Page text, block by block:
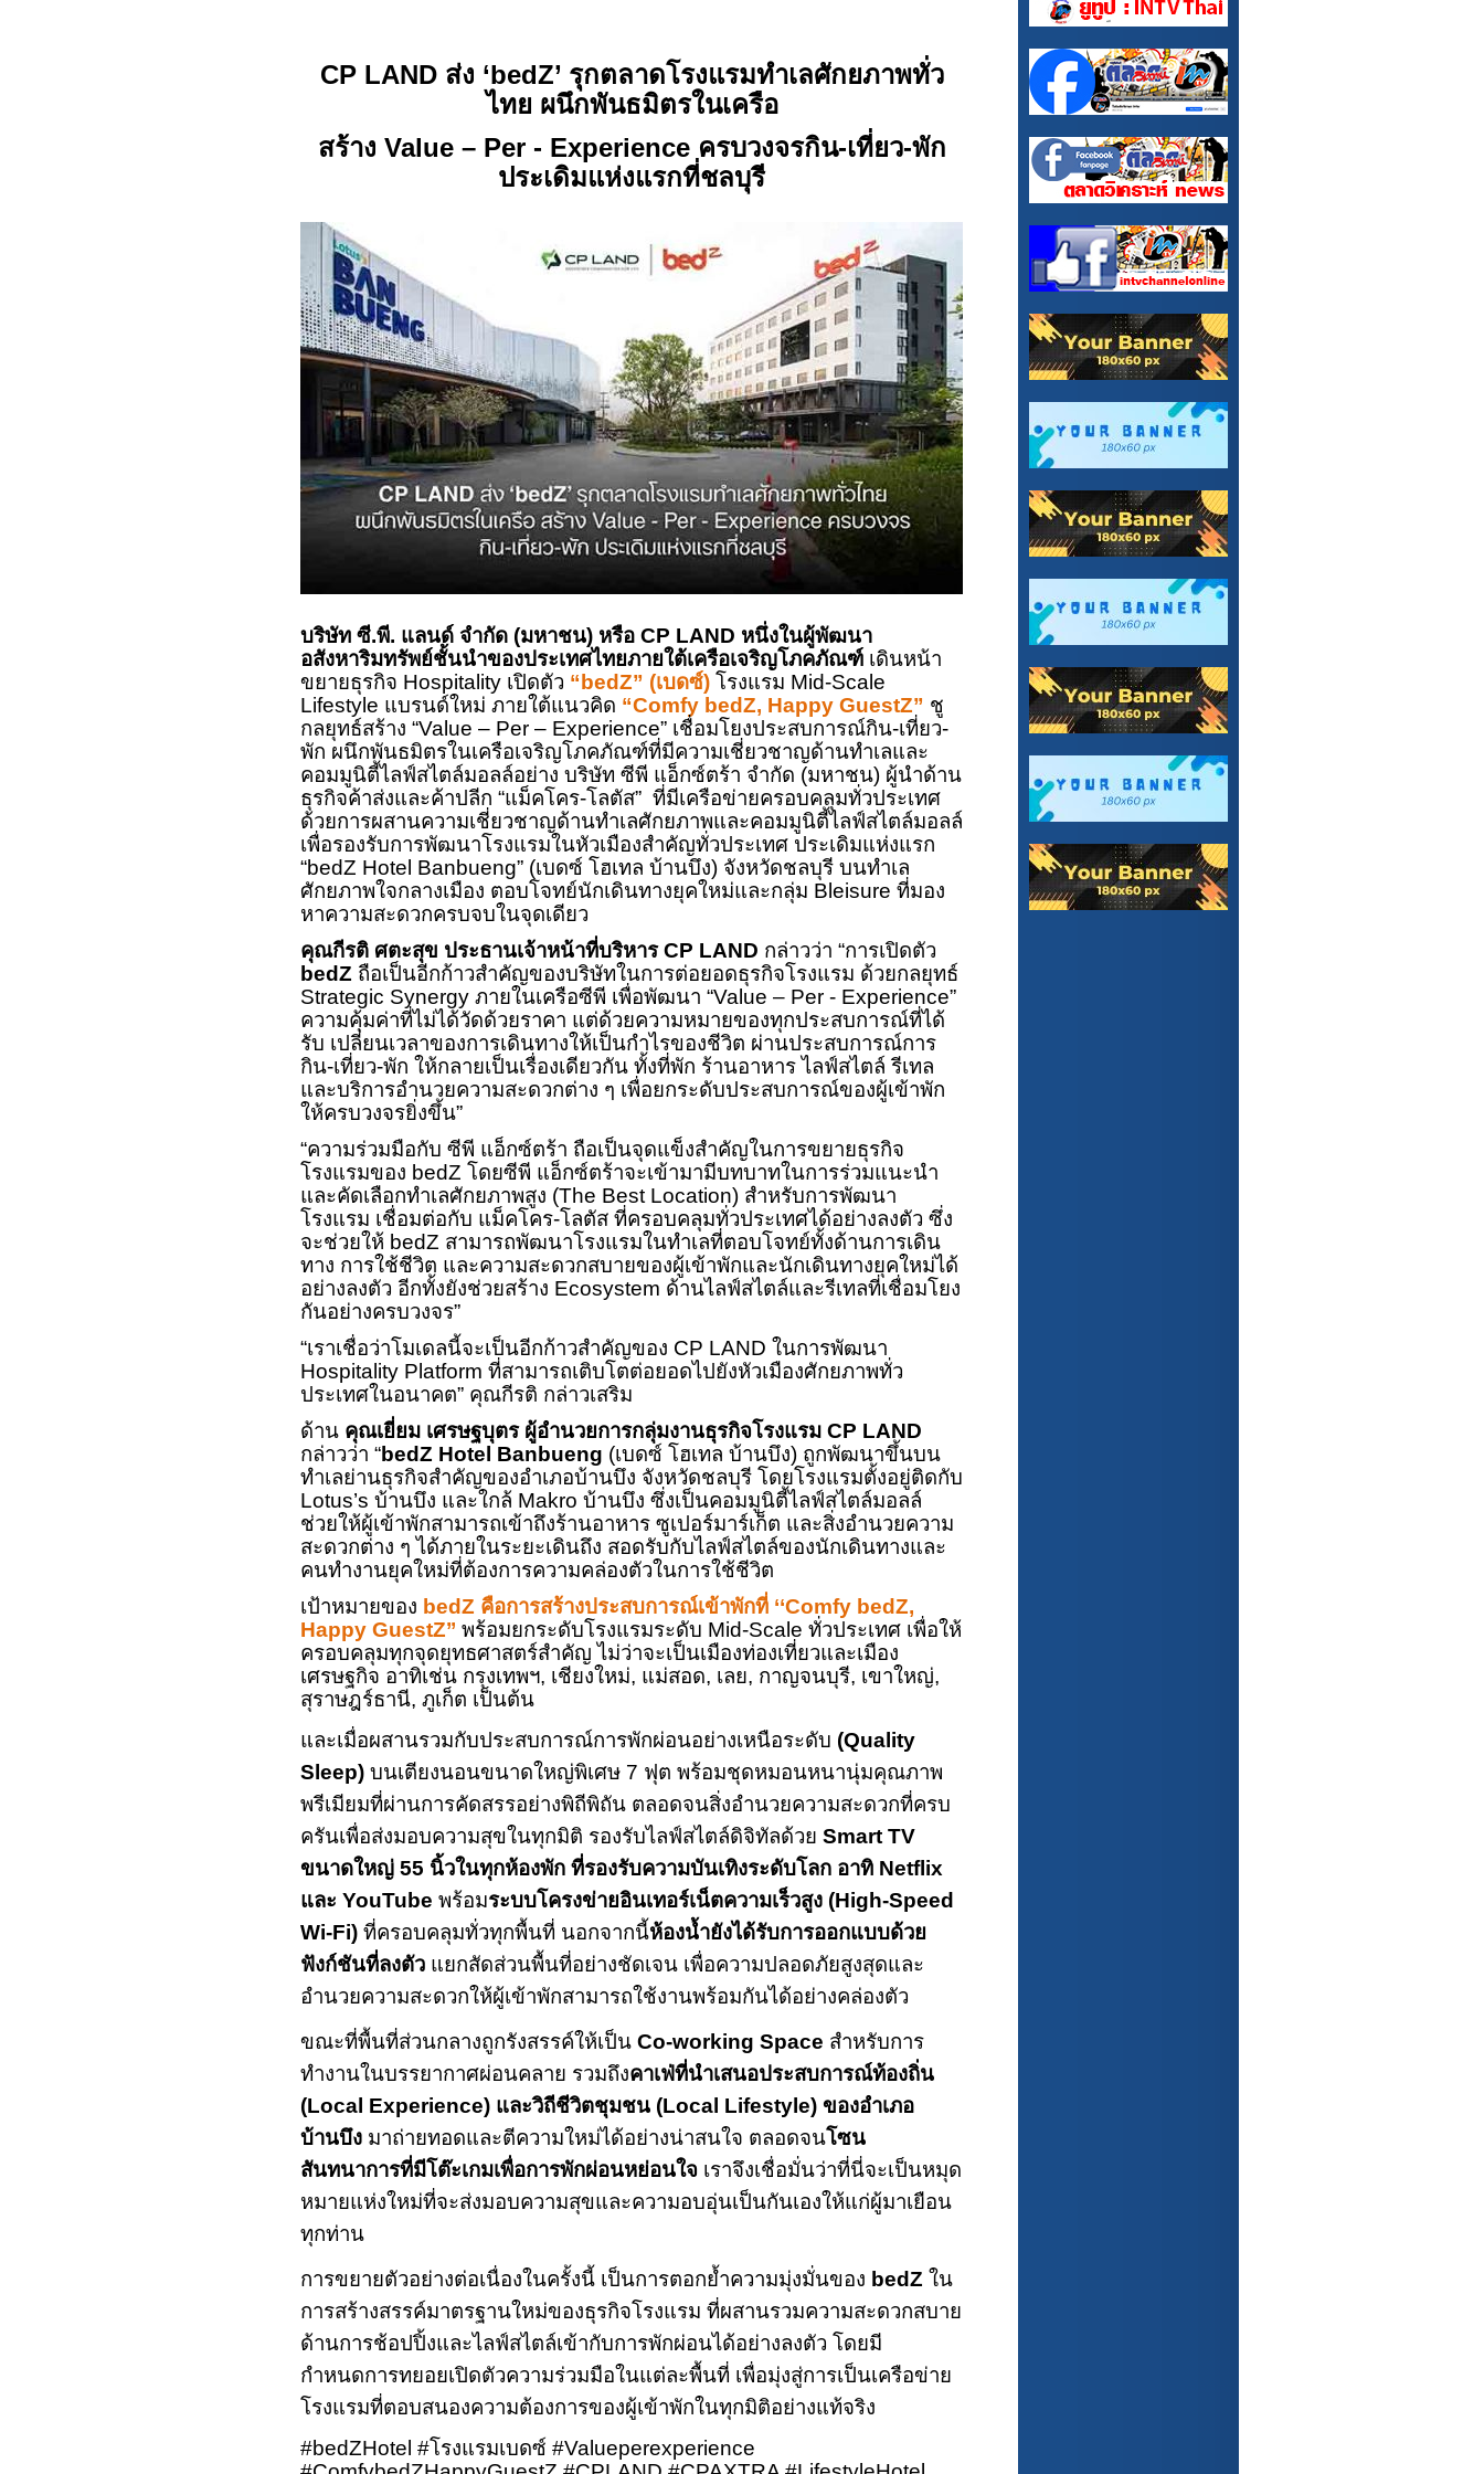
CP LAND ส่ง ‘bedZ’ รุกตลาดโรงแรมทำเลศักยภาพทั่ว
ไทย ผนึกพันธมิตรในเครือ
สร้าง Value – Per - Experienceครบวงจรกิน-เที่ยว-พัก
ประเดิมแห่งแรกที่ชลบุรี
บริษัท ซี.พี. แลนด์ จำกัด (มหาชน) หรือ CP LAND หนึ่งในผู้พัฒนา
อสังหาริมทรัพย์ชั้นนำของประเทศไทยภายใต้เครือเจริญโภคภัณฑ์ เดินหน้า
ขยายธุรกิจ Hospitality เปิดตัว “ bedZ” (เบดซ์) โรงแรม Mid-Scale
Lifestyle แบรนด์ใหม่ ภายใต้แนวคิด “Comfy bedZ, Happy GuestZ” ชู
กลยุทธ์สร้าง “Value – Per – Experience” เชื่อมโยงประสบการณ์กิน-เที่ยว-
พัก ผนึกพันธมิตรในเครือเจริญโภคภัณฑ์ที่มีความเชี่ยวชาญด้านทำเลและ
คอมมูนิตี้ไลฟ์สไตล์มอลล์อย่าง บริษัท ซีพี แอ็กซ์ตร้า จำกัด (มหาชน) ผู้นำด้าน
ธุรกิจค้าส่งและค้าปลีก “แม็คโคร-โลตัส” ที่มีเครือข่ายครอบคลุมทั่วประเทศ
ด้วยการผสานความเชี่ยวชาญด้านทำเลศักยภาพและคอมมูนิตี้ไลฟ์สไตล์มอลล์
เพื่อรองรับการพัฒนาโรงแรมในหัวเมืองสำคัญทั่วประเทศ ประเดิมแห่งแรก
“bedZ Hotel Banbueng” (เบดซ์ โฮเทล บ้านบึง) จังหวัดชลบุรี บนทำเล
ศักยภาพใจกลางเมือง ตอบโจทย์นักเดินทางยุคใหม่และกลุ่ม Bleisure ที่มอง
หาความสะดวกครบจบในจุดเดียว
คุณกีรติ ศตะสุข ประธานเจ้าหน้าที่บริหารCP LAND กล่าวว่า “การเปิดตัว
bedZ ถือเป็นอีกก้าวสำคัญของบริษัทในการต่อยอดธุรกิจโรงแรม ด้วยกลยุทธ์
Strategic Synergy ภายในเครือซีพี เพื่อพัฒนา “Value – Per - Experience”
ความคุ้มค่าที่ไม่ได้วัดด้วยราคา แต่ด้วยความหมายของทุกประสบการณ์ที่ได้
รับ เปลี่ยนเวลาของการเดินทางให้เป็นกำไรของชีวิต ผ่านประสบการณ์การ
กิน-เที่ยว-พัก ให้กลายเป็นเรื่องเดียวกัน ทั้งที่พัก ร้านอาหาร ไลฟ์สไตล์ รีเทล
และบริการอำนวยความสะดวกต่าง ๆ เพื่อยกระดับประสบการณ์ของผู้เข้าพัก
ให้ครบวงจรยิ่งขึ้น”
“ความร่วมมือกับ ซีพี แอ็กซ์ตร้า ถือเป็นจุดแข็งสำคัญในการขยายธุรกิจ
โรงแรมของ bedZ โดยซีพี แอ็กซ์ตร้าจะเข้ามามีบทบาทในการร่วมแนะนำ
และคัดเลือกทำเลศักยภาพสูง (The Best Location) สำหรับการพัฒนา
โรงแรม เชื่อมต่อกับ แม็คโคร-โลตัส ที่ครอบคลุมทั่วประเทศได้อย่างลงตัว ซึ่ง
จะช่วยให้ bedZ สามารถพัฒนาโรงแรมในทำเลที่ตอบโจทย์ทั้งด้านการเดิน
ทาง การใช้ชีวิต และความสะดวกสบายของผู้เข้าพักและนักเดินทางยุคใหม่ได้
อย่างลงตัว อีกทั้งยังช่วยสร้าง Ecosystem ด้านไลฟ์สไตล์และรีเทลที่เชื่อมโยง
กันอย่างครบวงจร”
“เราเชื่อว่าโมเดลนี้จะเป็นอีกก้าวสำคัญของ CP LAND ในการพัฒนา
Hospitality Platform ที่สามารถเติบโตต่อยอดไปยังหัวเมืองศักยภาพทั่ว
ประเทศในอนาคต” คุณกีรติ กล่าวเสริม
ด้าน คุณเยี่ยม เศรษฐบุตร ผู้อำนวยการกลุ่มงานธุรกิจโรงแรม CP LAND
กล่าวว่า “bedZ Hotel Banbueng (เบดซ์ โฮเทล บ้านบึง) ถูกพัฒนาขึ้นบน
ทำเลย่านธุรกิจสำคัญของอำเภอบ้านบึง จังหวัดชลบุรี โดยโรงแรมตั้งอยู่ติดกับ
Lotus’s บ้านบึง และใกล้ Makro บ้านบึง ซึ่งเป็นคอมมูนิตี้ไลฟ์สไตล์มอลล์
ช่วยให้ผู้เข้าพักสามารถเข้าถึงร้านอาหาร ซูเปอร์มาร์เก็ต และสิ่งอำนวยความ
สะดวกต่าง ๆ ได้ภายในระยะเดินถึง สอดรับกับไลฟ์สไตล์ของนักเดินทางและ
คนทำงานยุคใหม่ที่ต้องการความคล่องตัวในการใช้ชีวิต
เป้าหมายของ bedZ คือการสร้างประสบการณ์เข้าพักที่ ‘‘Comfy bedZ,
Happy GuestZ’’ พร้อมยกระดับโรงแรมระดับ Mid-Scale ทั่วประเทศ เพื่อให้
ครอบคลุมทุกจุดยุทธศาสตร์สำคัญ ไม่ว่าจะเป็นเมืองท่องเที่ยวและเมือง
เศรษฐกิจ อาทิเช่น กรุงเทพฯ, เชียงใหม่, แม่สอด, เลย, กาญจนบุรี, เขาใหญ่,
สุราษฎร์ธานี, ภูเก็ต เป็นต้น
และเมื่อผสานรวมกับประสบการณ์การพักผ่อนอย่างเหนือระดับ (Quality
Sleep) บนเตียงนอนขนาดใหญ่พิเศษ 7 ฟุต พร้อมชุดหมอนหนานุ่มคุณภาพ
พรีเมียมที่ผ่านการคัดสรรอย่างพิถีพิถัน ตลอดจนสิ่งอำนวยความสะดวกที่ครบ
ครันเพื่อส่งมอบความสุขในทุกมิติ รองรับไลฟ์สไตล์ดิจิทัลด้วย Smart TV
ขนาดใหญ่ 55 นิ้วในทุกห้องพัก ที่รองรับความบันเทิงระดับโลก อาทิ Netflix
และ YouTube พร้อมระบบโครงข่ายอินเทอร์เน็ตความเร็วสูง (High-Speed
Wi-Fi) ที่ครอบคลุมทั่วทุกพื้นที่ นอกจากนี้ห้องน้ำยังได้รับการออกแบบด้วย
ฟังก์ชันที่ลงตัว แยกสัดส่วนพื้นที่อย่างชัดเจน เพื่อความปลอดภัยสูงสุดและ
อำนวยความสะดวกให้ผู้เข้าพักสามารถใช้งานพร้อมกันได้อย่างคล่องตัว
ขณะที่พื้นที่ส่วนกลางถูกรังสรรค์ให้เป็น Co-working Space สำหรับการ
ทำงานในบรรยากาศผ่อนคลาย รวมถึงคาเฟ่ที่นำเสนอประสบการณ์ท้องถิ่น
(Local Experience) และวิถีชีวิตชุมชน (Local Lifestyle) ของอำเภอ
บ้านบึง มาถ่ายทอดและตีความใหม่ได้อย่างน่าสนใจ ตลอดจนโซน
สันทนาการที่มีโต๊ะเกมเพื่อการพักผ่อนหย่อนใจ เราจึงเชื่อมั่นว่าที่นี่จะเป็นหมุด
หมายแห่งใหม่ที่จะส่งมอบความสุขและความอบอุ่นเป็นกันเองให้แก่ผู้มาเยือน
ทุกท่าน
การขยายตัวอย่างต่อเนื่องในครั้งนี้ เป็นการตอกย้ำความมุ่งมั่นของ bedZ ใน
การสร้างสรรค์มาตรฐานใหม่ของธุรกิจโรงแรม ที่ผสานรวมความสะดวกสบาย
ด้านการช้อปปิ้งและไลฟ์สไตล์เข้ากับการพักผ่อนได้อย่างลงตัว โดยมี
กำหนดการทยอยเปิดตัวความร่วมมือในแต่ละพื้นที่ เพื่อมุ่งสู่การเป็นเครือข่าย
โรงแรมที่ตอบสนองความต้องการของผู้เข้าพักในทุกมิติอย่างแท้จริง
#bedZHotel #โรงแรมเบดซ์ #Valueperexperience